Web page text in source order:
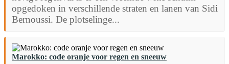
opgedoken in verschillende straten en lanen van Sidi
Bernoussi. De plotselinge...
Marokko: code oranje voor regen en sneeuw